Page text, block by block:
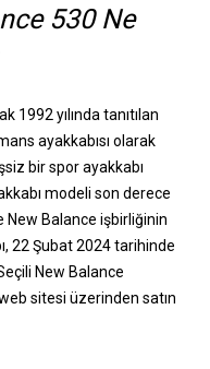
530 Ne
1992 yılında tanıtılan
ayakkabısı olarak
bir spor ayakkabı
modeli son derece
New Balance işbirliğinin
22 Şubat 2024 tarihinde
New Balance
sitesi üzerinden satın